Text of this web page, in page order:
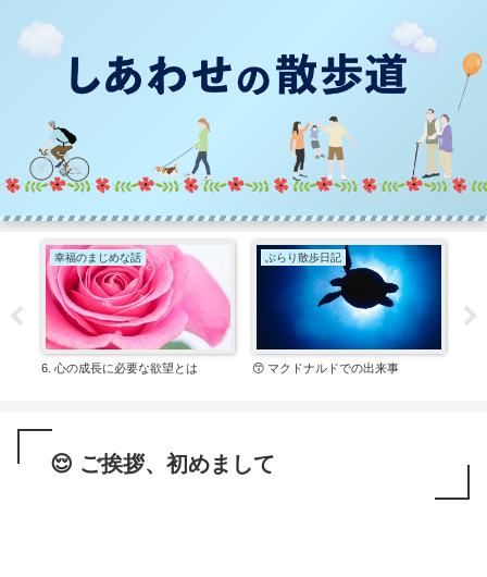
幸福のまじめな話
6. 心の成長に必要な欲望とは
ぶらり散歩日記
😙 マクドナルドでの出来事
😌 ご挨拶、初めまして